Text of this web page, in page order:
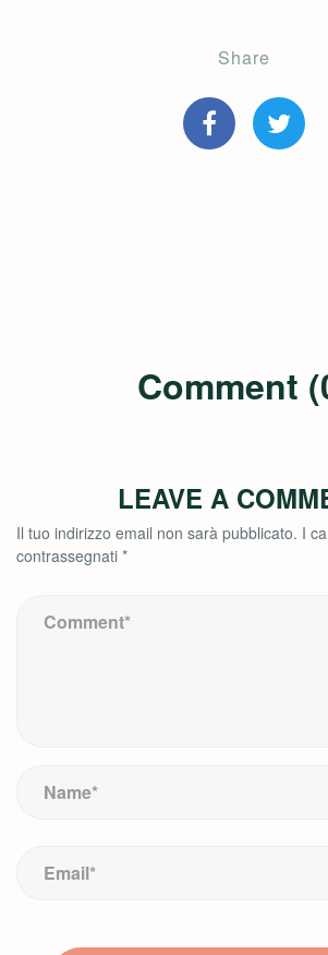
Share
Comment
LEAVE A
Il tuo indirizzo email non sarà pubblicato. I
contrassegnati *